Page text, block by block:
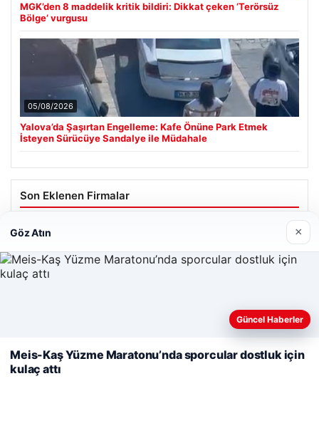
MGK’den 8 maddelik kritik bildiri: Dikkat çeken ‘Terörsüz
Bölge’ vurgusu
05/08/2026
Yalova’da Şaşırtan Engelleme: Kafe Önüne Park Etmek
İsteyen Sürücüye Sandalye ile Müdahale
Son Eklenen Firmalar
Web sitemizi nasıl kullandığınızı daha iyi anlayabilmek,
kullanıyoruz.Çerez Politikamız
Reddet
Göz Atın ×
Güncel Haberler
Meis-Kaş Yüzme Maratonu’nda sporcular dostluk için
kulaç attı